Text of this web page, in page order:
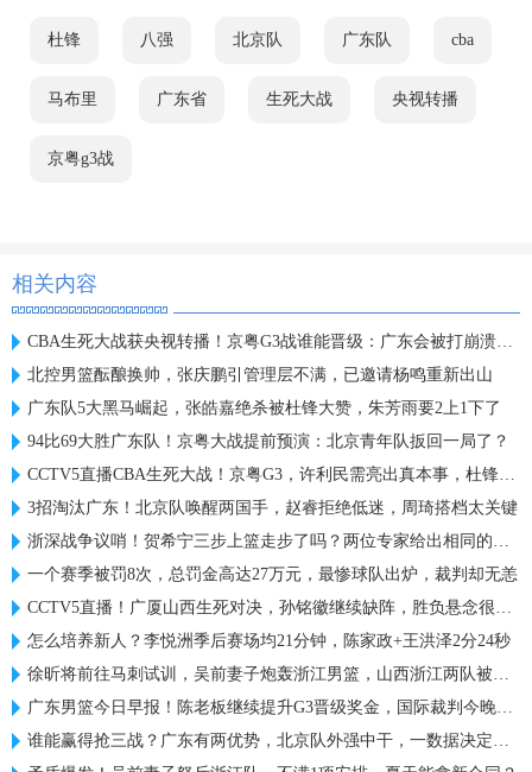
杜锋 八强 北京队 广东队 cba
马布里 广东省 生死大战 央视转播
京粤g3战
相关内容
CBA生死大战获央视转播！京粤G3战谁能晋级：广东会被打崩溃吗？
北控男篮酝酿换帅，张庆鹏引管理层不满，已邀请杨鸣重新出山
广东队5大黑马崛起，张皓嘉绝杀被杜锋大赞，朱芳雨要2上1下了
94比69大胜广东队！京粤大战提前预演：北京青年队扳回一局了？
CCTV5直播CBA生死大战！京粤G3，许利民需亮出真本事，杜锋恐惨败
3招淘汰广东！北京队唤醒两国手，赵睿拒绝低迷，周琦搭档太关键
浙深战争议哨！贺希宁三步上篮走步了吗？两位专家给出相同的解读
一个赛季被罚8次，总罚金高达27万元，最惨球队出炉，裁判却无恙
CCTV5直播！广厦山西生死对决，孙铭徽继续缺阵，胜负悬念很大！
怎么培养新人？李悦洲季后赛场均21分钟，陈家政+王洪泽2分24秒
徐昕将前往马刺试训，吴前妻子炮轰浙江男篮，山西浙江两队被处罚
广东男篮今日早报！陈老板继续提升G3晋级奖金，国际裁判今晚入场，徐杰崔永熙盼迎来爆发
谁能赢得抢三战？广东有两优势，北京队外强中干，一数据决定胜负